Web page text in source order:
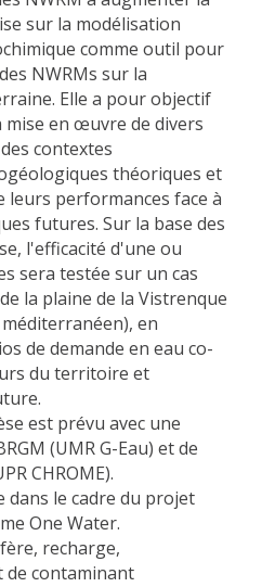
sur la modélisation
comme outil pour
NWRMs sur la
Elle a pour objectif
mise en œuvre de divers
contextes
théoriques et
leurs performances face à
futures. Sur la base des
l'efficacité d'une ou
sera testée sur un cas
la plaine de la Vistrenque
en
de demande en eau co-
du territoire et
est prévu avec une
(UMR G-Eau) et de
CHROME).
dans le cadre du projet
One Water.
recharge,
contaminant